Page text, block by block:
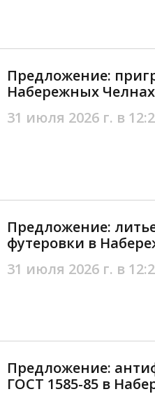
Предложение:
Набережных Челнах
31 июля 2026 г. в
Предложение:
футеровки в
31 июля 2026 г. в
Предложение:
ГОСТ 1585-85 в